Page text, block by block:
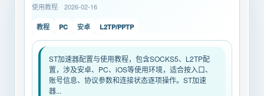
使用教程 2026-02-16
教程 PC 安卓 L2TP/PPTP
ST加速器配置与使用教程，包含SOCKS5、L2TP配
置，涉及安卓、PC、iOS等使用环境，适合按入口、
账号信息、协议参数和连接状态逐项操作。ST加速
器...